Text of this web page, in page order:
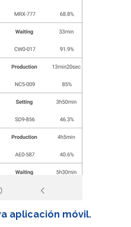
aplicación móvil.